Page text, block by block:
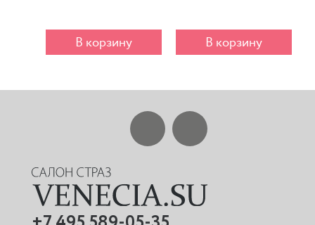
В корзину В корзину